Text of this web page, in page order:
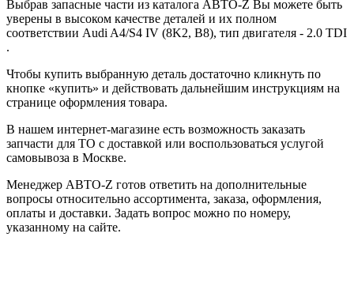
Выбрав запасные части из каталога АВТО-Z Вы можете быть
уверены в высоком качестве деталей и их полном
соответствии Audi A4/S4 IV (8K2, B8), тип двигателя - 2.0 TDI
.
Чтобы купить выбранную деталь достаточно кликнуть по
кнопке «купить» и действовать дальнейшим инструкциям на
странице оформления товара.
В нашем интернет-магазине есть возможность заказать
запчасти для ТО с доставкой или воспользоваться услугой
самовывоза в Москве.
Менеджер АВТО-Z готов ответить на дополнительные
вопросы относительно ассортимента, заказа, оформления,
оплаты и доставки. Задать вопрос можно по номеру,
указанному на сайте.